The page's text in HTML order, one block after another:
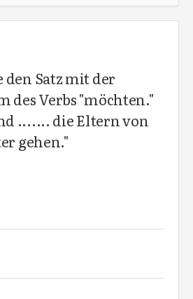
den Satz mit der
des Verbs "möchten."
....... die Eltern von
gehen."